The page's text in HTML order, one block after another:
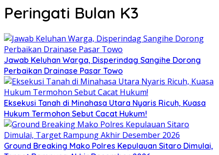
Peringati Bulan K3
Jawab Keluhan Warga, Disperindag Sangihe Dorong
Perbaikan Drainase Pasar Towo
Eksekusi Tanah di Minahasa Utara Nyaris Ricuh, Kuasa
Hukum Termohon Sebut Cacat Hukum!
Ground Breaking Mako Polres Kepulauan Sitaro Dimulai,